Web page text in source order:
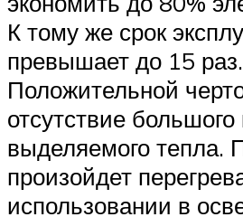
К тому же срок
превышает до 15 раз.
Положительной
отсутствие большого
выделяемого тепла.
произойдет
использовании в